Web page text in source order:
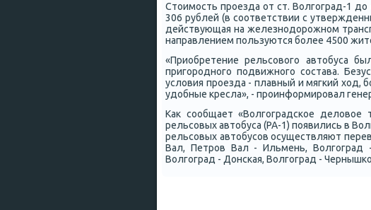
Стоимость проезда от ст. Волгоград-1
306 рублей (в соответствии с
действующая на железнодорожном
направлением пользуются более 4500
«Приобретение рельсового автобуса
пригородного подвижного состава.
условия проезда - плав­ный и мягкий ход,
удобные кресла», - проинформировал
Как сообщает «Волгоградское
рельсовых автобуса (РА-1) появились в
рельсовых автобусов осуществляют
Вал, Петров Вал - Ильмень, Волгоград
Волгоград - Донская, Волгоград -